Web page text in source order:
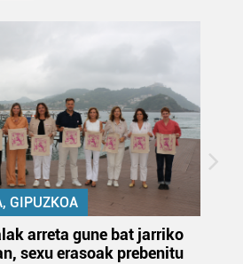
GIPUZKOA
arreta gune bat jarriko
sexu erasoak prebenitu